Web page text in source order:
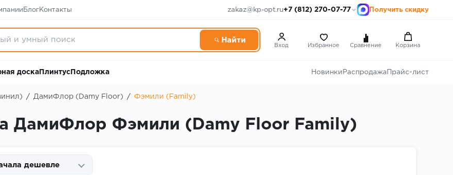
БлогКонтакты zakaz@kp-opt.ru+7 (812) 270-07-77 Получить скидку
Вход Избранное Сравнение Корзина
доска Плинтус Подложка Новинки Распродажа Прайс-лист
/ ДамиФлор (Damy Floor) / Фэмили (Family)
ДамиФлор Фэмили (Damy Floor Family)
дешевле